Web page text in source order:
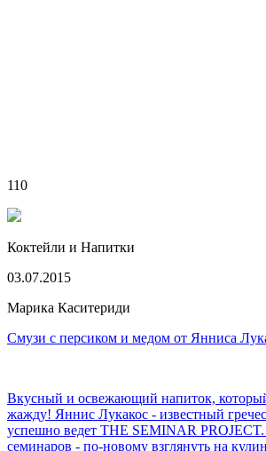
110
Коктейли и Напитки
03.07.2015
Марика Каситериди
Смузи с персиком и медом от Янниса
Вкусный и освежающий напиток,
жажду! Яннис Лукакос - известный
успешно ведет ΤHE SEMINAR
семинаров - по-новому взглянуть на